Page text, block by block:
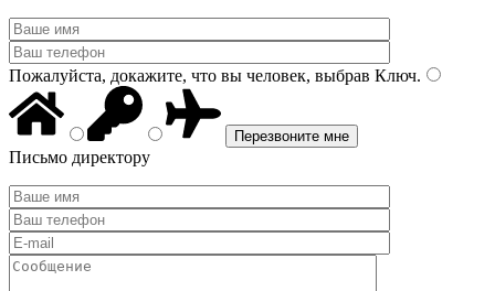
Пожалуйста, докажите, что вы человек, выбрав Ключ.
Письмо директору